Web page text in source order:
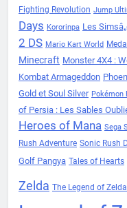
Fighting Revolution Jump
Days Kororinpa Les
2 DS Mario Kart World
Minecraft Monster 4X4 :
Kombat Armageddon
Gold et Soul Silver Pokémon
of Persia : Les Sables
Heroes of Mana Sega
Rush Adventure Sonic Rush
Golf Pangya Tales of Hearts
Zelda The Legend of